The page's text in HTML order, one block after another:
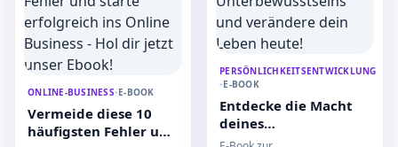
ONLINE-BUSINESS•E-BOOK
Vermeide diese 10
häufigsten Fehler und
PERSÖNLICHKEITSENTWICKLUNG
•E-BOOK
Entdecke die Macht
deines
Unterbewusstseins